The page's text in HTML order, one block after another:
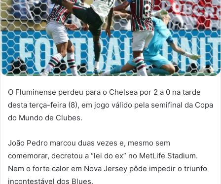
O Fluminense perdeu para o Chelsea por 2 a 0 na tarde
desta terça-feira (8), em jogo válido pela semifinal da Copa
do Mundo de Clubes.
João Pedro marcou duas vezes e, mesmo sem
comemorar, decretou a “lei do ex” no MetLife Stadium.
Nem o forte calor em Nova Jersey pôde impedir o triunfo
incontestável dos Blues.